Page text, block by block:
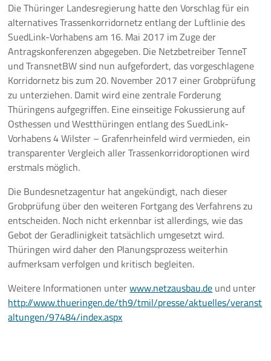
Die Thüringer Landesregierung hatte den Vorschlag für ein
alternatives Trassenkorridornetz entlang der Luftlinie des
SuedLink-Vorhabens am 16. Mai 2017 im Zuge der
Antragskonferenzen abgegeben. Die Netzbetreiber TenneT
und TransnetBW sind nun aufgefordert, das vorgeschlagene
Korridornetz bis zum 20. November 2017 einer Grobprüfung
zu unterziehen. Damit wird eine zentrale Forderung
Thüringens aufgegriffen. Eine einseitige Fokussierung auf
Osthessen und Westthüringen entlang des SuedLink-
Vorhabens 4 Wilster – Grafenrheinfeld wird vermieden, ein
transparenter Vergleich aller Trassenkorridoroptionen wird
erstmals möglich.
Die Bundesnetzagentur hat angekündigt, nach dieser
Grobprüfung über den weiteren Fortgang des Verfahrens zu
entscheiden. Noch nicht erkennbar ist allerdings, wie das
Gebot der Geradlinigkeit tatsächlich umgesetzt wird.
Thüringen wird daher den Planungsprozess weiterhin
aufmerksam verfolgen und kritisch begleiten.
Weitere Informationen unterwww.netzausbau.de und unter
http://www.thueringen.de/th9/tmil/presse/aktuelles/veranst
altungen/97484/index.aspx